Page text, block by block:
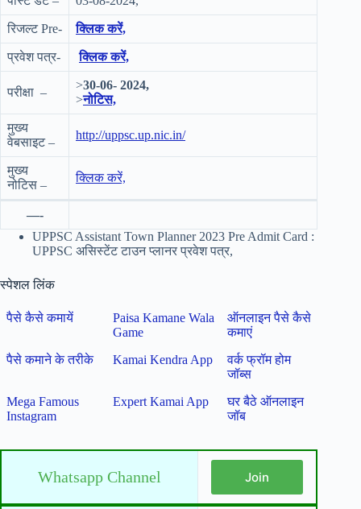
रिजल्ट Pre- क्लिक करें,
प्रवेश पत्र- क्लिक करें,
परीक्षा –
>30-06- 2024,
>नोटिस,
मुख्य
वेबसाइट –
http://uppsc.up.nic.in/
मुख्य
नोटिस –
क्लिक करें,
—-
UPPSC Assistant Town Planner 2023 Pre Admit Card :
UPPSC असिस्टेंट टाउन प्लानर प्रवेश पत्र,
स्पेशल लिंक
पैसे कैसे कमायें
Paisa Kamane Wala
Game
ऑनलाइन पैसे कैसे
कमाएं
पैसे कमाने के तरीके
Kamai Kendra App
वर्क फ्रॉम होम
जॉब्स
Mega Famous
Instagram
Expert Kamai App
घर बैठे ऑनलाइन
जॉब
Whatsapp Channel Join